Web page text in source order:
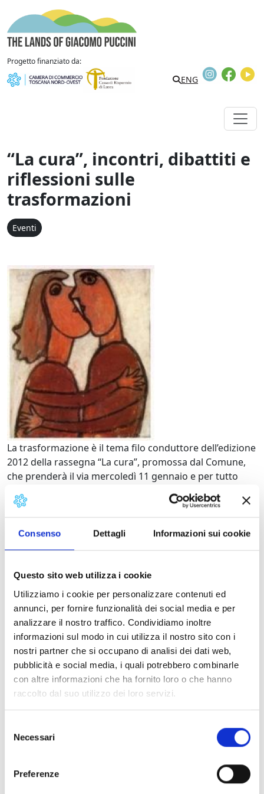
Consenso Dettagli Informazioni sui cookie
Questo sito web utilizza i cookie
Utilizziamo i cookie per personalizzare contenuti ed
annunci, per fornire funzionalità dei social media e per
analizzare il nostro traffico. Condividiamo inoltre
informazioni sul modo in cui utilizza il nostro sito con i
nostri partner che si occupano di analisi dei dati web,
pubblicità e social media, i quali potrebbero combinarle
con altre informazioni che ha fornito loro o che hanno
raccolto dal suo utilizzo dei loro servizi.
delNecessari
Preferenze
Vai al contenuto
Progetto finanziato da:
Search
ENG
Instagram
“La cura”, incontri, dibattiti e
riflessioni sulle
trasformazioni
Eventi
La trasformazione è il tema filo conduttore dell’edizione
2012 della rassegna “La cura”, promossa dal Comune,
che prenderà il via mercoledì 11 gennaio e per tutto
l’anno proporrà incontri, dibattiti, riflessioni e laboratori
su trasformazione globale, trasformazione interiore e
trasformazione dei luoghi della salute. A trattare
argomenti importanti e non sempre facili ci saranno
anche un famoso lama tibetano, Machig Rimpoche, un
esperti, medici, psicologi, giornalisti e rappresentanti
dell’associazionismo.
Si tratta di un’occasione non comune per poter
approfondire tematiche legate al benessere del mondo,
a quello della mente e dell’anima, e a quello del corpo
nella convinzione, come recita la breve frase
introduttiva, presa in prestito da una canzone di Franco
Battiato “…non servono tranquillanti o terapie, ci vuole
un’altra vita”. Tutti gli eventi si terranno nella sala del
per cui è prevista l’iscrizione e una quota di
http://comune.capannori.lu.it/node/10271